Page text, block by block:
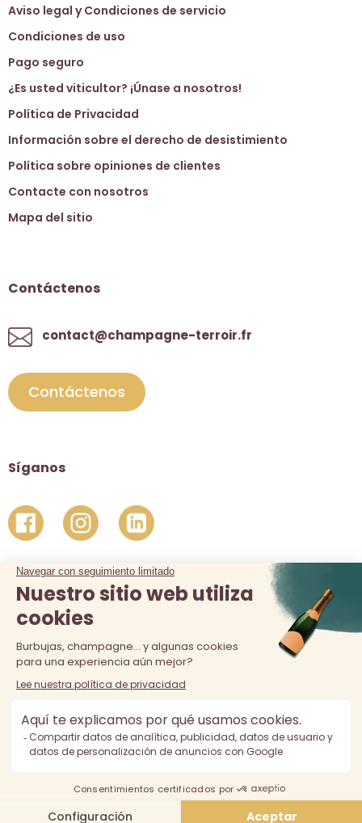
Aviso legal y Condiciones de servicio
Condiciones de uso
Pago seguro
¿Es usted viticultor? ¡Únase a nosotros!
Política de Privacidad
Información sobre el derecho de desistimiento
Política sobre opiniones de clientes
Contacte con nosotros
Mapa del sitio
Contáctenos
contact@champagne-terroir.fr
Contáctenos
Síganos
La venta de alcohol está prohibida a los menores de 18 años.
El consumo excesivo de alcohol es perjudicial para la salud,